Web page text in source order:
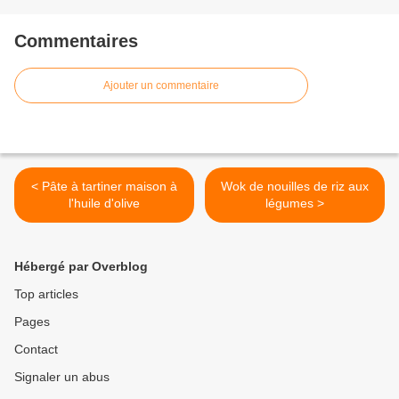
Commentaires
Ajouter un commentaire
< Pâte à tartiner maison à
l'huile d'olive
Wok de nouilles de riz aux
légumes >
Hébergé par Overblog
Top articles
Pages
Contact
Signaler un abus